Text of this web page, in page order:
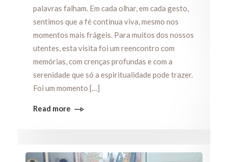
palavras falham. Em cada olhar, em cada gesto,
sentimos que a fé continua viva, mesmo nos
momentos mais frágeis. Para muitos dos nossos
utentes, esta visita foi um reencontro com
memórias, com crenças profundas e com a
serenidade que só a espiritualidade pode trazer.
Foi um momento […]
Read more